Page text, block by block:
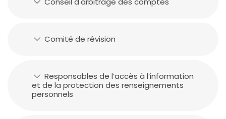
Comité de révision
Responsables de l’accès à l’information
et de la protection des renseignements
personnels